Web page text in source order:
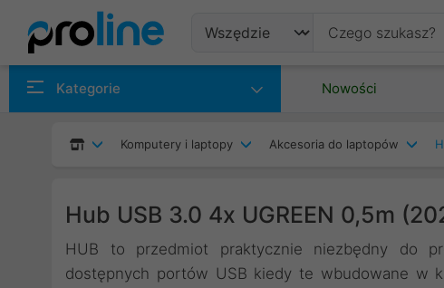
Kategorie Nowości
Komputery i laptopy Akcesoria do laptopów
Hub USB 3.0 4x UGREEN 0,5m
HUB to przedmiot praktycznie niezbędny do
dostępnych portów USB kiedy te wbudowane w